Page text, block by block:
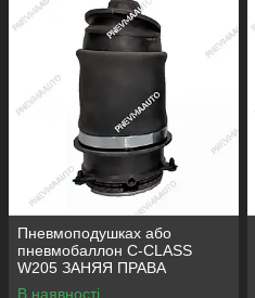
Пневмоподушках або
пневмобаллон C-CLASS
W205 ЗАНЯЯ ПРАВА
В наявності